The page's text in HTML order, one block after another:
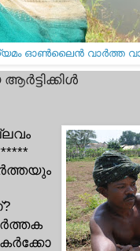
ഓണ്‍ലൈന്‍ വാര്‍ത്ത